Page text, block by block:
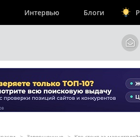
Интервью Блоги